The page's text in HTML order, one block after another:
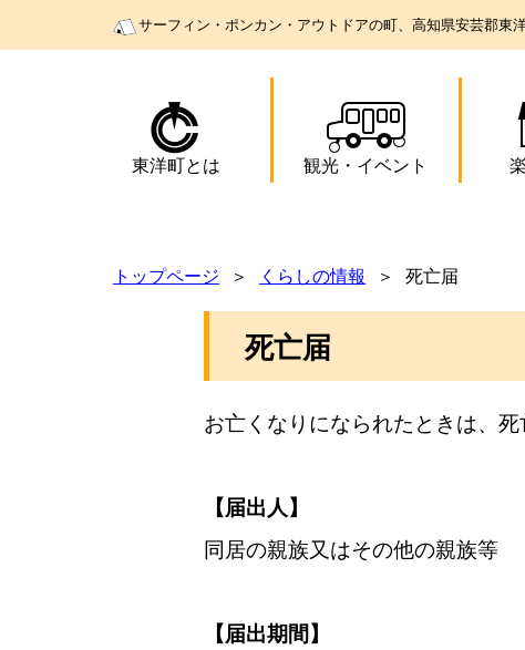
サーフィン・ポンカン・アウトドアの町、高知県安芸郡東
東洋町とは 観光 ・ イベント
トップページ くらしの情報 死亡届
死亡届
お亡くなりになられたときは、死
【届出人】
同居の親族又はその他の親族等
【届出期間】